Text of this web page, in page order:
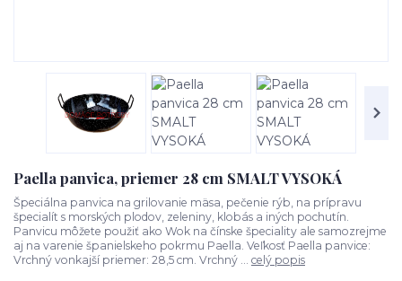
Paella panvica, priemer 28 cm SMALT VYSOKÁ
Špeciálna panvica na grilovanie mäsa, pečenie rýb, na prípravu
špecialít s morských plodov, zeleniny, klobás a iných pochutín.
Panvicu môžete použiť ako Wok na čínske špeciality ale samozrejme
aj na varenie španielskeho pokrmu Paella. Veľkosť Paella panvice:
Vrchný vonkajší priemer: 28,5 cm. Vrchný ... celý popis